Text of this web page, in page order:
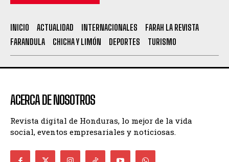
INICIO ACTUALIDAD INTERNACIONALES
FARAH LA REVISTA
FARANDULA
CHICHA Y LIMÓN DEPORTES TURISMO
ACERCA DE NOSOTROS
Revista digital de Honduras, lo mejor de la vida
social, eventos empresariales y noticiosas.